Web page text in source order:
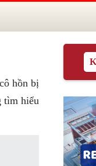
hồn bị
tìm hiểu